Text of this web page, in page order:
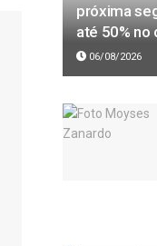
próxima
até 50% no
06/08/2026